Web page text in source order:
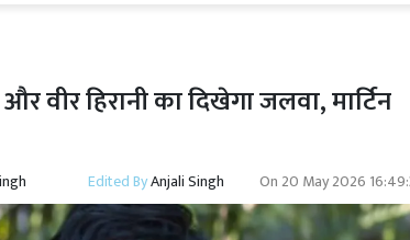
वीर हिरानी का दिखेगा जलवा, मार्टिन
Edited ByAnjali Singh On 20 May 2026